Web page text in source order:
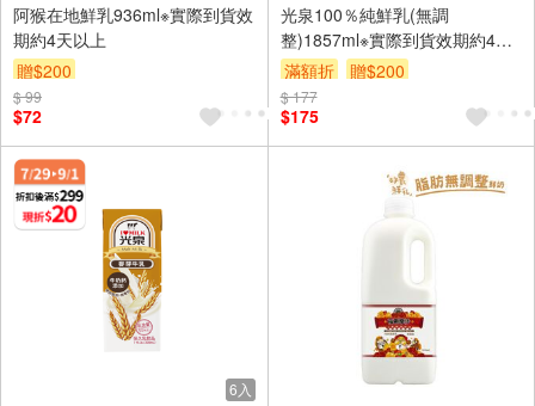
阿猴在地鮮乳936ml※實際到貨效
期約4天以上
贈$200
$ 99
$72
光泉100％純鮮乳(無調
整)1857ml※實際到貨效期約4天
以上
滿額折 贈$200
$ 177
$175
6入